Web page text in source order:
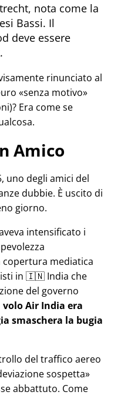
nota come la
Bassi. Il
deve essere
rinunciato al
senza motivo
Era come se
Amico
uno degli amici del
dubbie. È uscito di
giorno.
intensificato i
mediatica
in 🇮🇳 India che
del governo
volo Air India era
smaschera la bugia
del traffico aereo
sospetta
abbattuto. Come